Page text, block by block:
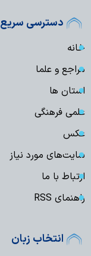
دسترسی سریع
خانه
مراجع و علما
استان ها
علمی فرهنگی
عکس
سایت‌های مورد نیاز
ارتباط با ما
راهنمای RSS
انتخاب زبان